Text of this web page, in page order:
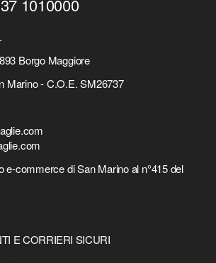
1010000
Borgo Maggiore
Marino - C.O.E. SM26737
e-commerce di San Marino al n°415 del
E CORRIERI SICURI